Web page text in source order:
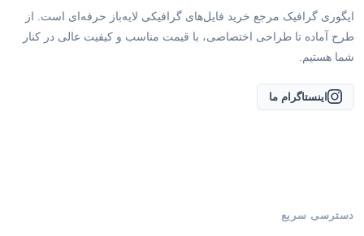
ایگوری گرافیک مرجع خرید فایل‌های گرافیکی لایه‌باز حرفه‌ای است. از
طرح آماده تا طراحی اختصاصی، با قیمت مناسب و کیفیت عالی در کنار
شما هستیم.
اینستاگرام ما
دسترسی سریع